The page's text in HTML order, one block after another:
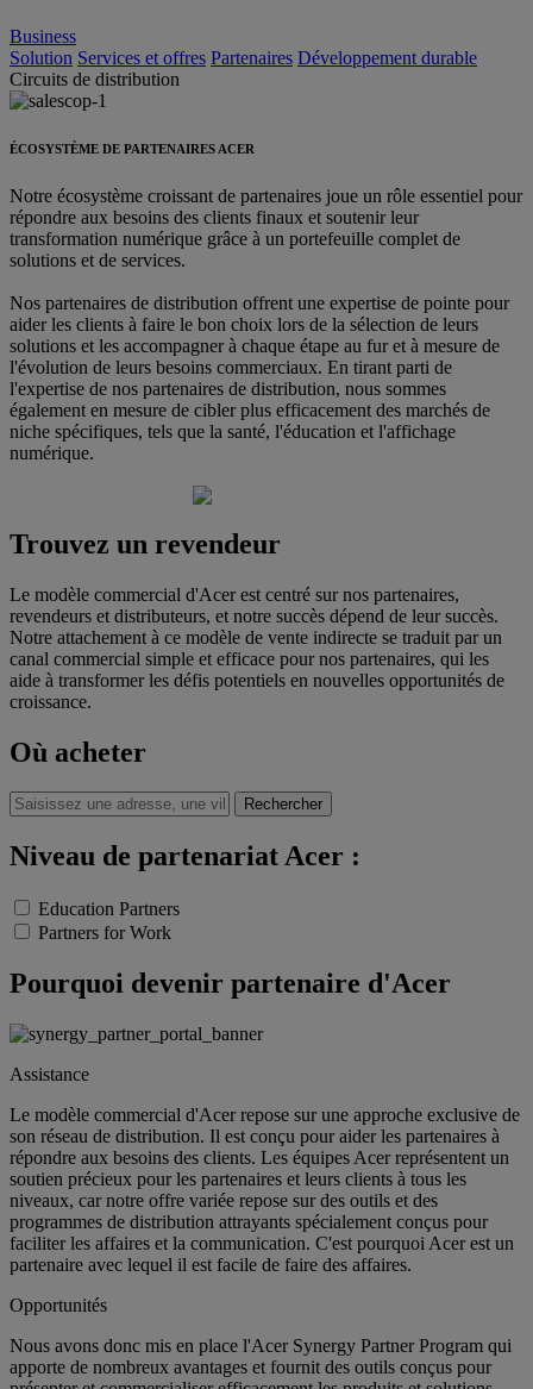
Business
Solution Services et offres Partenaires Développement durable
Circuits de distribution
ÉCOSYSTÈME DE PARTENAIRES ACER
Notre écosystème croissant de partenaires joue un rôle essentiel pour
répondre aux besoins des clients finaux et soutenir leur
transformation numérique grâce à un portefeuille complet de
solutions et de services.
Nos partenaires de distribution offrent une expertise de pointe pour
aider les clients à faire le bon choix lors de la sélection de leurs
solutions et les accompagner à chaque étape au fur et à mesure de
l'évolution de leurs besoins commerciaux. En tirant parti de
l'expertise de nos partenaires de distribution, nous sommes
également en mesure de cibler plus efficacement des marchés de
niche spécifiques, tels que la santé, l'éducation et l'affichage
numérique.
Trouvez un revendeur
Le modèle commercial d'Acer est centré sur nos partenaires,
revendeurs et distributeurs, et notre succès dépend de leur succès.
Notre attachement à ce modèle de vente indirecte se traduit par un
canal commercial simple et efficace pour nos partenaires, qui les
aide à transformer les défis potentiels en nouvelles opportunités de
croissance.
Où acheter
Rechercher
Niveau de partenariat Acer :
Education Partners
Partners for Work
Pourquoi devenir partenaire d'Acer
Assistance
Le modèle commercial d'Acer repose sur une approche exclusive de
son réseau de distribution. Il est conçu pour aider les partenaires à
répondre aux besoins des clients. Les équipes Acer représentent un
soutien précieux pour les partenaires et leurs clients à tous les
niveaux, car notre offre variée repose sur des outils et des
programmes de distribution attrayants spécialement conçus pour
faciliter les affaires et la communication. C'est pourquoi Acer est un
partenaire avec lequel il est facile de faire des affaires.
Opportunités
Nous avons donc mis en place l'Acer Synergy Partner Program qui
apporte de nombreux avantages et fournit des outils conçus pour